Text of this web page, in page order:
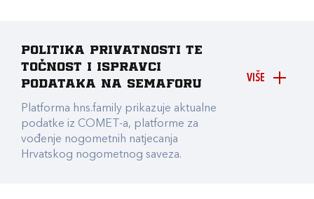
VIŠE
Politika privatnosti te
točnost i ispravci
podataka na Semaforu
Platforma hns.family prikazuje aktualne
podatke iz COMET-a, platforme za
vođenje nogometnih natjecanja
Hrvatskog nogometnog saveza.